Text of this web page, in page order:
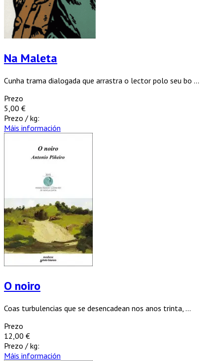
Na Maleta
Cunha trama dialogada que arrastra o lector polo seu bo ...
Prezo
5,00 €
Prezo / kg:
Máis información
O noiro
Coas turbulencias que se desencadean nos anos trinta, ...
Prezo
12,00 €
Prezo / kg:
Máis información